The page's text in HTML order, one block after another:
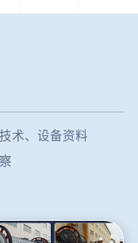
术、设备资料